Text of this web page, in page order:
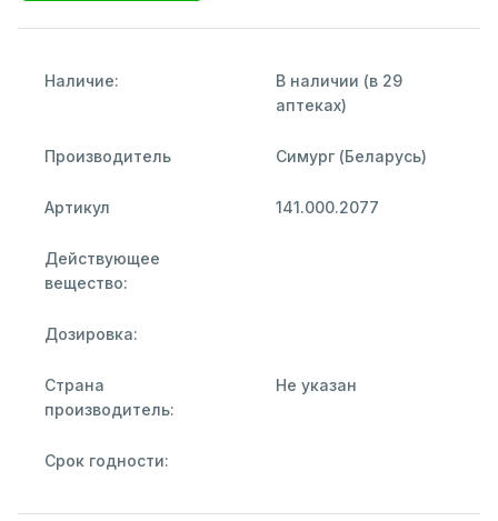
Наличие:
В наличии (в 29
аптеках)
Производитель Симург (Беларусь)
Артикул 141.000.2077
Действующее
вещество:
Дозировка:
Страна
производитель:
Не указан
Срок годности: